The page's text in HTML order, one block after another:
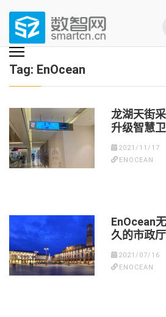
content
(Press
enter)
数智网
智能家居第一资讯门户 | 智能家居系统，智
Tag: EnOcean
龙湖天街
升级智慧
2021/11/17
ENOCEAN
EnOcean
久的市政
2021/07/16
ENOCEAN